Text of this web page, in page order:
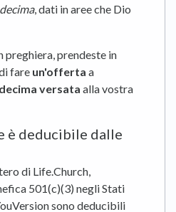
, dati in aree che Dio
preghiera, prendeste in
fare un'offerta a
decima versata alla vostra
è deducibile dalle
di Life.Church,
501(c)(3) negli Stati
sono deducibili